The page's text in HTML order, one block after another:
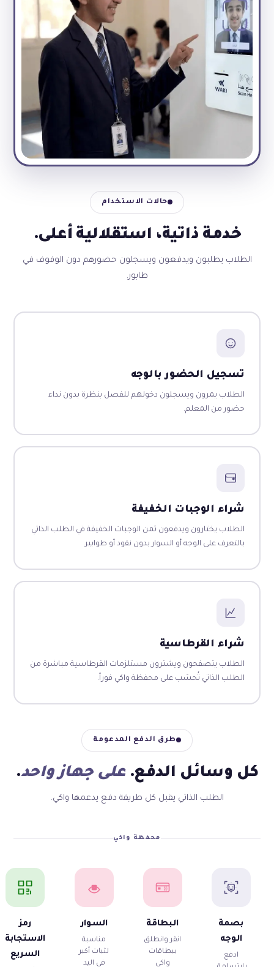
حالات الاستخدام
خدمة ذاتية، استقلالية أعلى.
الطلاب يطلبون ويدفعون ويسجلون حضورهم دون الوقوف في
طابور.
تسجيل الحضور بالوجه
الطلاب يمرون ويسجلون دخولهم للفصل بنظرة بدون نداء
حضور من المعلم.
شراء الوجبات الخفيفة
الطلاب يختارون ويدفعون ثمن الوجبات الخفيفة في الطلب الذاتي
بالتعرف على الوجه أو السوار بدون نقود أو طوابير.
شراء القرطاسية
الطلاب يتصفحون ويشترون مستلزمات القرطاسية مباشرة من
الطلب الذاتي تُحسَب على محفظة واكي فوراً.
طرق الدفع المدعومة
كل وسائل الدفع. على جهاز واحد.
الطلب الذاتي يقبل كل طريقة دفع يدعمها واكي.
محفظة واكي
بصمة
الوجه
ادفع
البطاقة
انقر وانطلق
ببطاقات
واكي
السوار
مناسبة
لثبات أكبر
في اليد
رمز
الاستجابة
السريع